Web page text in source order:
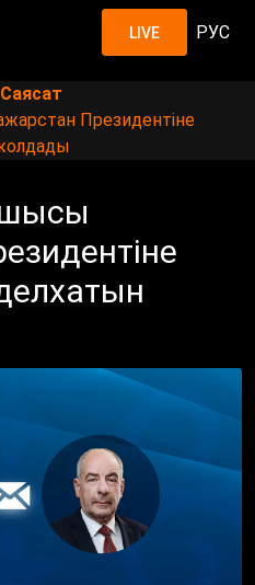
LIVE РУС
Саясат
Президентіне